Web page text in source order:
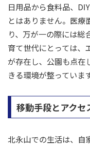
日用品から食料品、
とはありません。医療
り、万が一の際には総
育て世代にとっては、
が存在し、公園も点在
きる環境が整っています
移動手段とアクセ
北永山での生活は、自